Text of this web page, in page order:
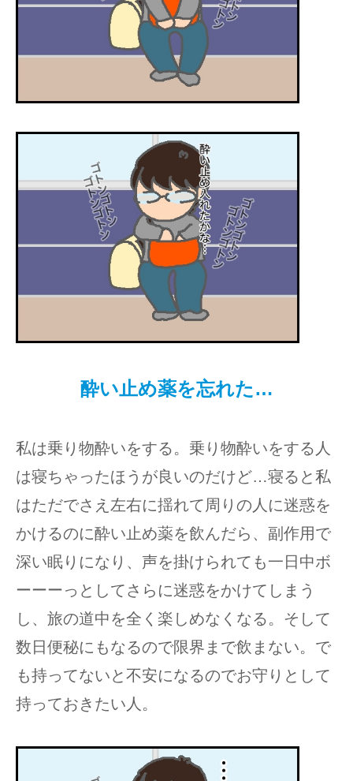
酔い止め薬を忘れた…
私は乗り物酔いをする。乗り物酔いをする人
は寝ちゃったほうが良いのだけど…寝ると私
はただでさえ左右に揺れて周りの人に迷惑を
かけるのに酔い止め薬を飲んだら、副作用で
深い眠りになり、声を掛けられても一日中ボ
ーーーっとしてさらに迷惑をかけてしまう
し、旅の道中を全く楽しめなくなる。そして
数日便秘にもなるので限界まで飲まない。で
も持ってないと不安になるのでお守りとして
持っておきたい人。